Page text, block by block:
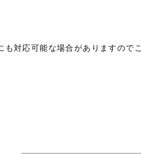
対応可能な場合がありますので